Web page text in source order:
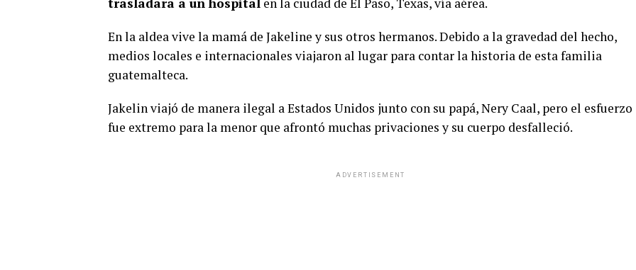
En la aldea vive la mamá de Jakeline y sus otros hermanos. Debido a la gravedad del hecho,
medios locales e internacionales viajaron al lugar para contar la historia de esta familia
guatemalteca.
Jakelin viajó de manera ilegal a Estados Unidos junto con su papá, Nery Caal, pero el esfuerzo
fue extremo para la menor que afrontó muchas privaciones y su cuerpo desfalleció.
ADVERTISEMENT